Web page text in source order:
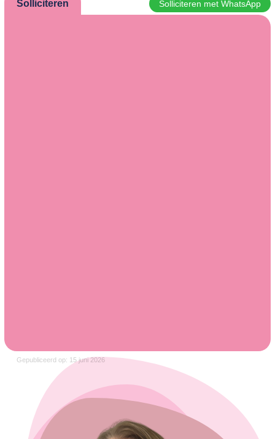
Solliciteren Solliciteren met WhatsApp
Gepubliceerd op: 15 juni 2026